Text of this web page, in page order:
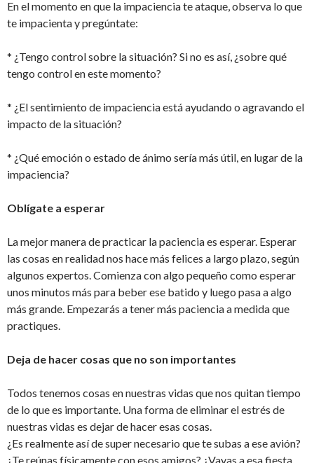
En el momento en que la impaciencia te ataque, observa lo que
te impacienta y pregúntate:
* ¿Tengo control sobre la situación? Si no es así, ¿sobre qué
tengo control en este momento?
* ¿El sentimiento de impaciencia está ayudando o agravando el
impacto de la situación?
* ¿Qué emoción o estado de ánimo sería más útil, en lugar de la
impaciencia?
Oblígate a esperar
La mejor manera de practicar la paciencia es esperar. Esperar
las cosas en realidad nos hace más felices a largo plazo, según
algunos expertos. Comienza con algo pequeño como esperar
unos minutos más para beber ese batido y luego pasa a algo
más grande. Empezarás a tener más paciencia a medida que
practiques.
Deja de hacer cosas que no son importantes
Todos tenemos cosas en nuestras vidas que nos quitan tiempo
de lo que es importante. Una forma de eliminar el estrés de
nuestras vidas es dejar de hacer esas cosas.
¿Es realmente así de super necesario que te subas a ese avión?
¿Te reúnas físicamente con esos amigos? ¿Vayas a esa fiesta